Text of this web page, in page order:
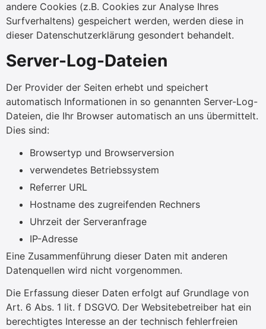
andere Cookies (z.B. Cookies zur Analyse Ihres
Surfverhaltens) gespeichert werden, werden diese in
dieser Datenschutzerklärung gesondert behandelt.
Server-Log-Dateien
Der Provider der Seiten erhebt und speichert
automatisch Informationen in so genannten Server-Log-
Dateien, die Ihr Browser automatisch an uns übermittelt.
Dies sind:
Browsertyp und Browserversion
verwendetes Betriebssystem
Referrer URL
Hostname des zugreifenden Rechners
Uhrzeit der Serveranfrage
IP-Adresse
Eine Zusammenführung dieser Daten mit anderen
Datenquellen wird nicht vorgenommen.
Die Erfassung dieser Daten erfolgt auf Grundlage von
Art. 6 Abs. 1 lit. f DSGVO. Der Websitebetreiber hat ein
berechtigtes Interesse an der technisch fehlerfreien